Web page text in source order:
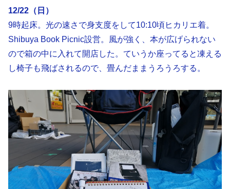
12/22（日）
9時起床。光の速さで身支度をして10:10頃ヒカリエ着。
Shibuya Book Picnic設営。風が強く、本が広げられない
ので箱の中に入れて開店した。ていうか座ってると凍える
し椅子も飛ばされるので、畳んだままうろうろする。